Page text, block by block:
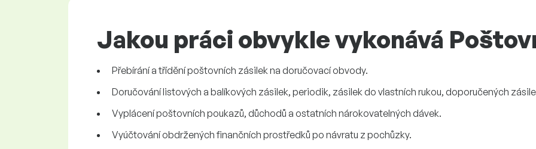
Jakou práci obvykle vykonává
Přebírání a třídění poštovních zásilek na doručovací obvody.
Doručování listových a balíkových zásilek, periodik, zásilek do vlastních rukou, doporučených
Vyplácení poštovních poukazů, důchodů a ostatních nárokovatelných dávek.
Vyúčtování obdržených finančních prostředků po návratu z pochůzky.